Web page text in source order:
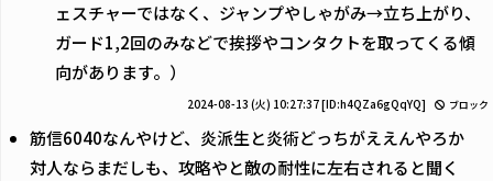
ェスチャーではなく、ジャンプやしゃがみ→立ち上がり、
ガード1,2回のみなどで挨拶やコンタクトを取ってくる傾
向があります。）
2024-08-13 (火) 10:27:37[ID:h4QZa6gQqYQ] ブロック
筋信6040なんやけど、炎派生と炎術どっちがええんやろか
対人ならまだしも、攻略やと敵の耐性に左右されると聞く